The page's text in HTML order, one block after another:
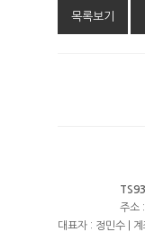
목록보기
주소
대표자 : 정민수 |